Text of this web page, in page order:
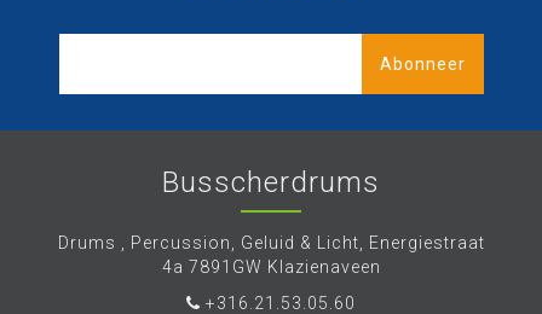
Abonneer
Busscherdrums
Drums , Percussion, Geluid & Licht, Energiestraat
4a 7891GW Klazienaveen
+316.21.53.05.60